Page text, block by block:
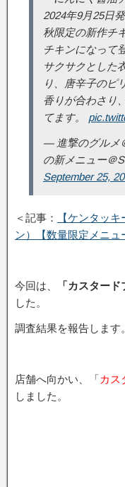
2024年9月25日
秋限定の新作チ
チキンになって
サクサクとした
り、唐辛子のピ
香りが合わさり
てます。
— 進撃のグルメ
の新メニュー＠
September 25,
＜記事：
【ケンタッ
ン）【数量限定メニュ
今回は、 「カスタード
した。
調査結果を報告します。
店舗へ向かい、「カス
しました。